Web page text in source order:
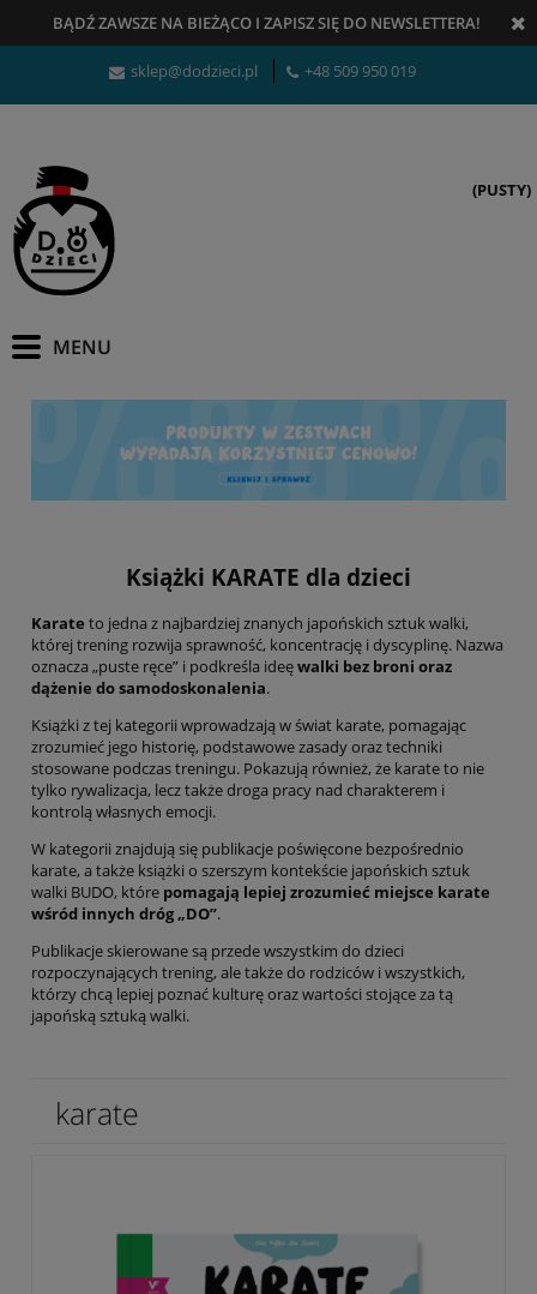
BĄDŹ ZAWSZE NA BIEŻĄCO I ZAPISZ SIĘ DO NEWSLETTERA!
sklep@dodzieci.pl +48 509 950 019
(PUSTY)
Książki KARATE dla dzieci
Karate to jedna z najbardziej znanych japońskich sztuk walki,
której trening rozwija sprawność, koncentrację i dyscyplinę. Nazwa
oznacza „puste ręce” i podkreśla ideęwalki bez broni oraz
dążenie do samodoskonalenia.
Książki z tej kategorii wprowadzają w świat karate, pomagając
zrozumieć jego historię, podstawowe zasady oraz techniki
stosowane podczas treningu. Pokazują również, że karate to nie
tylko rywalizacja, lecz także droga pracy nad charakterem i
kontrolą własnych emocji.
W kategorii znajdują się publikacje poświęcone bezpośrednio
karate, a także książki o szerszym kontekście japońskich sztuk
walki BUDO, które pomagają lepiej zrozumieć miejsce karate
wśród innych dróg „DO”.
Publikacje skierowane są przede wszystkim do dzieci
rozpoczynających trening, ale także do rodziców i wszystkich,
którzy chcą lepiej poznać kulturę oraz wartości stojące za tą
japońską sztuką walki.
karate